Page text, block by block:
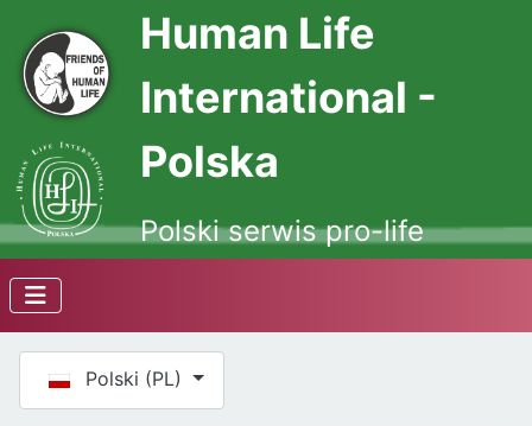
Human Life
International -
Polska
Polski serwis pro-life
Wybierz swój język
Polski (PL)